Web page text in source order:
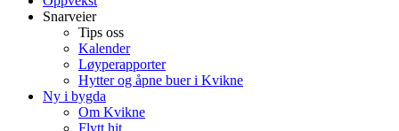
Snarveier
Tips oss
Kalender
Løyperapporter
Hytter og åpne buer i Kvikne
Ny i bygda
Om Kvikne
Flytt hit